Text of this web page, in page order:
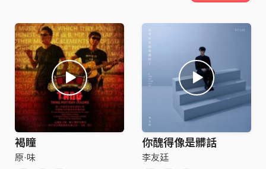
褐瞳
原·味
你醜得像是髒話
李友廷